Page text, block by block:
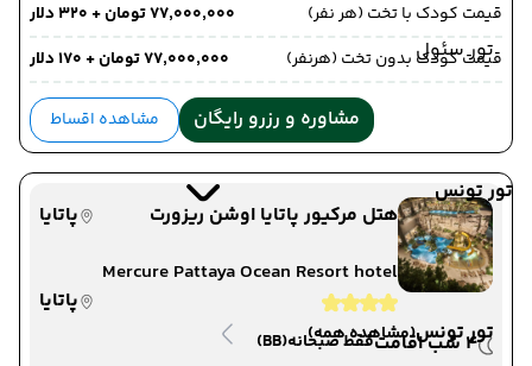
تور سئول
تور تونس
تور تونس(مشاهده همه)
قیمت کودک با تخت (هر نفر)
۷۷٬۰۰۰٬۰۰۰ تومان + ۳۲۰ دلار
قیمت کودک بدون تخت (هرنفر)
۷۷٬۰۰۰٬۰۰۰ تومان + ۱۷۰ دلار
مشاوره و رزرو رایگان مشاهده اقساط
هتل مرکیور پاتایا اوشن ریزورت
پاتایا
Mercure Pattaya Ocean Resort hotel
پاتایا
4 شب اقامت
فقط صبحانه(BB)